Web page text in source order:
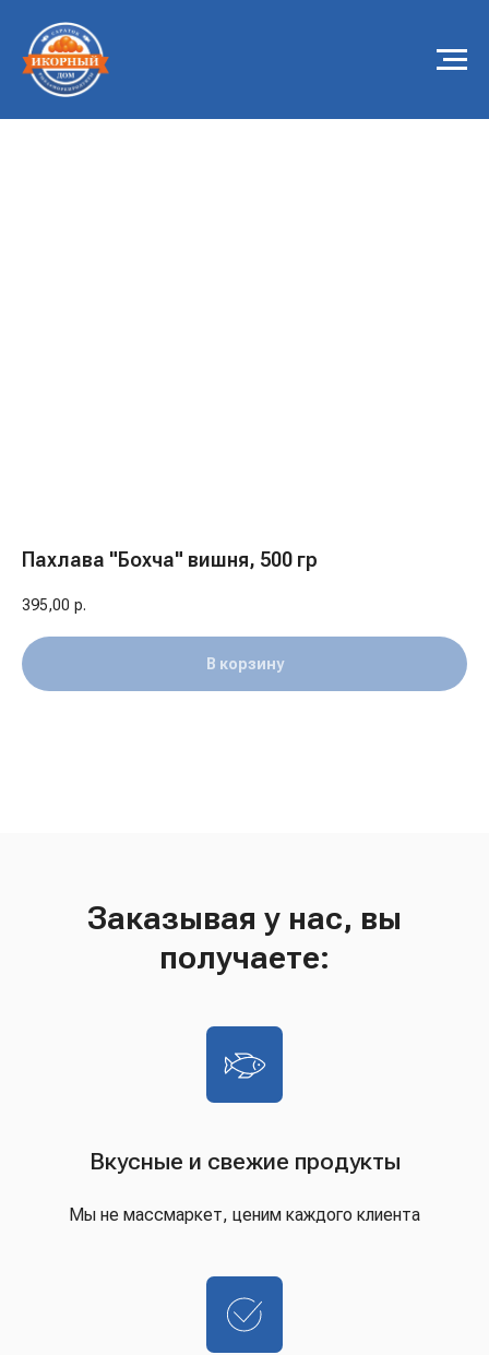
Пахлава "Бохча" вишня, 500 гр
395,00 р.
В корзину
Заказывая у нас, вы
получаете:
Вкусные и свежие продукты
Мы не массмаркет, ценим каждого клиента